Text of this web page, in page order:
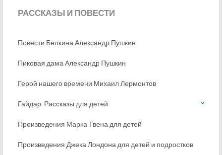
РАССКАЗЫ И ПОВЕСТИ
Повести Белкина Александр Пушкин
Пиковая дама Александр Пушкин
Герой нашего времени Михаил Лермонтов
Гайдар. Рассказы для детей
Произведения Марка Твена для детей
Произведения Джека Лондона для детей и подростков